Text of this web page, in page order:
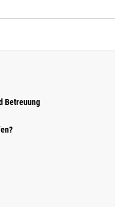
Betreuung